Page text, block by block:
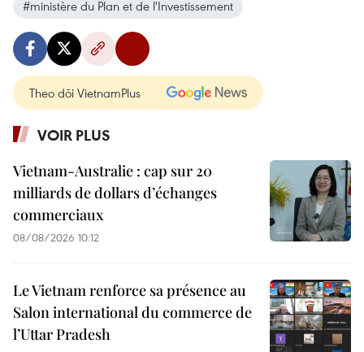
#ministère du Plan et de l'Investissement
Theo dõi VietnamPlus
VOIR PLUS
Vietnam-Australie : cap sur 20
milliards de dollars d’échanges
commerciaux
08/08/2026 10:12
Le Vietnam renforce sa présence au
Salon international du commerce de
l’Uttar Pradesh